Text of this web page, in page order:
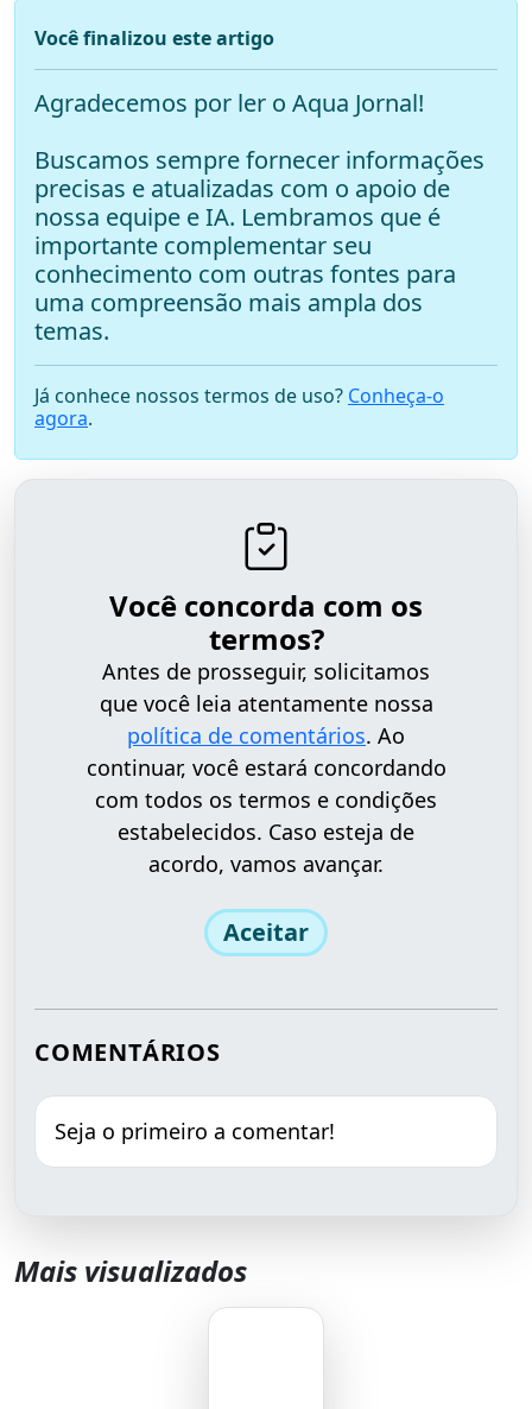
Você finalizou este artigo
Agradecemos por ler o Aqua Jornal!
Buscamos sempre fornecer informações
precisas e atualizadas com o apoio de
nossa equipe e IA. Lembramos que é
importante complementar seu
conhecimento com outras fontes para
uma compreensão mais ampla dos
temas.
Já conhece nossos termos de uso? Conheça-o
agora.
Você concorda com os
termos?
Antes de prosseguir, solicitamos
que você leia atentamente nossa
política de comentários. Ao
continuar, você estará concordando
com todos os termos e condições
estabelecidos. Caso esteja de
acordo, vamos avançar.
Aceitar
COMENTÁRIOS
Seja o primeiro a comentar!
Mais visualizados